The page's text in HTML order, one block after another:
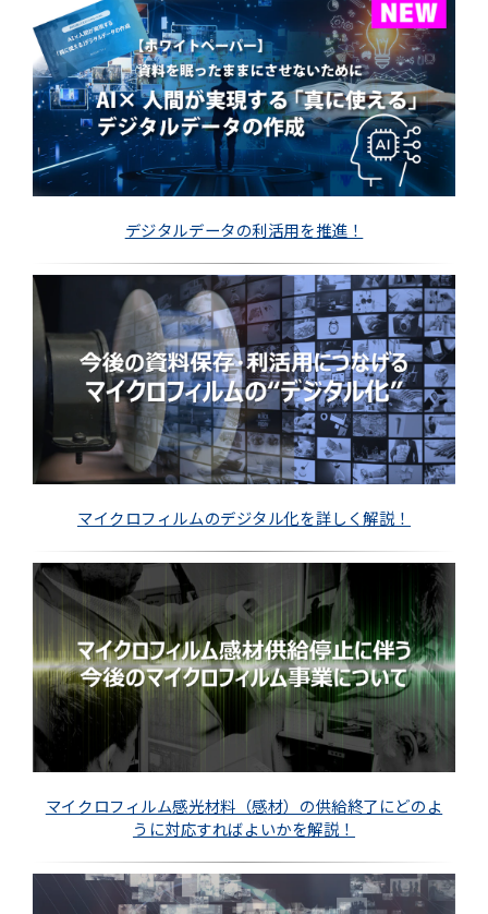
デジタルデータの利活用を推進！
マイクロフィルムのデジタル化を詳しく解説！
マイクロフィルム感光材料（感材）の供給終了にどのよ
うに対応すればよいかを解説！